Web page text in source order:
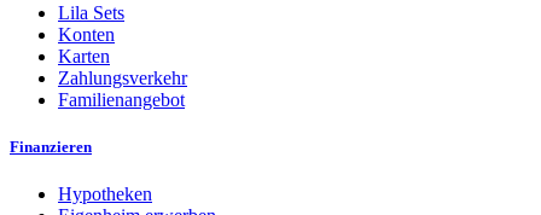
Lila Sets
Konten
Karten
Zahlungsverkehr
Familienangebot
Finanzieren
Hypotheken